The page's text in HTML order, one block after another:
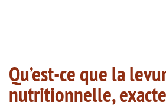
Qu’est-ce que la
nutritionnelle,